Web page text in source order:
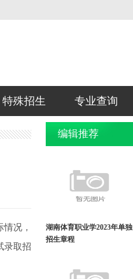
特殊招生 专业查询
况，
录取招
编辑推荐
湖南体育职业学2023年单独
招生章程